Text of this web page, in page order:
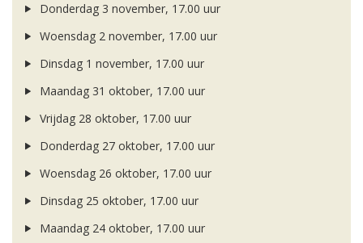
Donderdag 3 november, 17.00 uur
Woensdag 2 november, 17.00 uur
Dinsdag 1 november, 17.00 uur
Maandag 31 oktober, 17.00 uur
Vrijdag 28 oktober, 17.00 uur
Donderdag 27 oktober, 17.00 uur
Woensdag 26 oktober, 17.00 uur
Dinsdag 25 oktober, 17.00 uur
Maandag 24 oktober, 17.00 uur